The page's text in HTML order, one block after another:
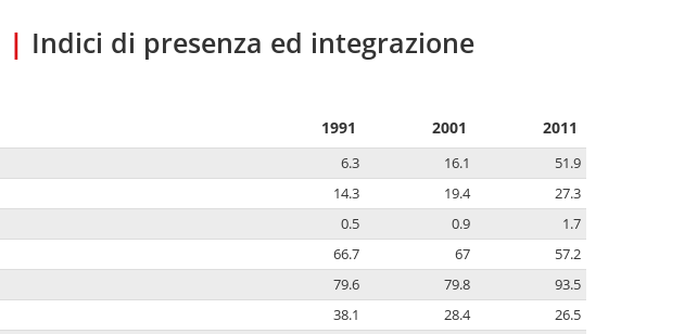
| Indici di presenza ed integrazione
1991 2001 2011
6.3 16.1
51.9
14.3 19.4
27.3
0.5 0.9
1.7
66.7 67
57.2
79.6 79.8
93.5
38.1 28.4
26.5